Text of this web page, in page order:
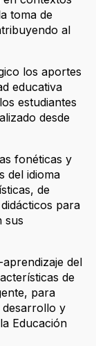
toma de
al
los aportes
educativa
estudiantes
desde
fonéticas y
del idioma
de
para
sus
del
de
para
desarrollo y
Educación